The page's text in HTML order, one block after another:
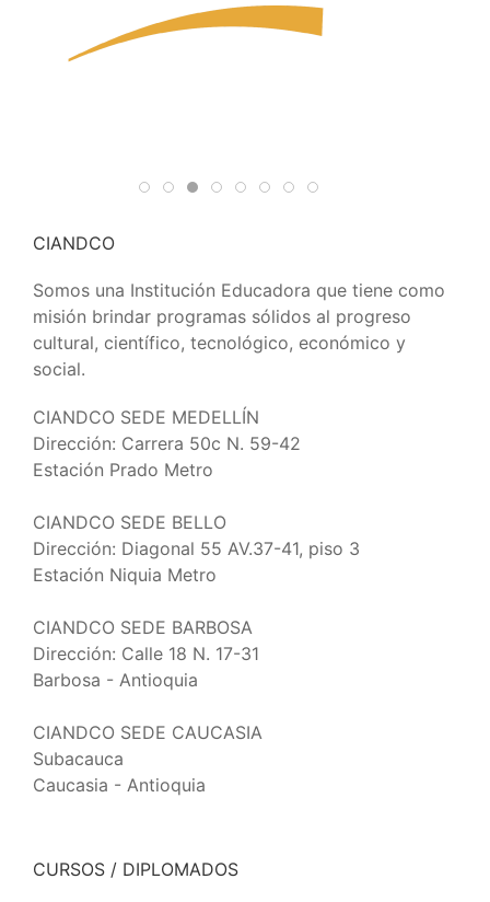
CIANDCO
Somos una Institución Educadora que tiene como
misión brindar programas sólidos al progreso
cultural, científico, tecnológico, económico y
social.
CIANDCO SEDE MEDELLÍN
Dirección: Carrera 50c N. 59-42
Estación Prado Metro
CIANDCO SEDE BELLO
Dirección: Diagonal 55 AV.37-41, piso 3
Estación Niquia Metro
CIANDCO SEDE BARBOSA
Dirección: Calle 18 N. 17-31
Barbosa - Antioquia
CIANDCO SEDE CAUCASIA
Subacauca
Caucasia - Antioquia
CURSOS / DIPLOMADOS